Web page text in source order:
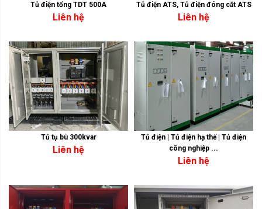
Tủ điện tổng TDT 500A
Liên hệ
Tủ điện ATS, Tủ điện đóng cắt ATS
Liên hệ
Tủ tụ bù 300kvar
Liên hệ
Tủ điện | Tủ điện hạ thế | Tủ điện
công nghiệp ...
Liên hệ